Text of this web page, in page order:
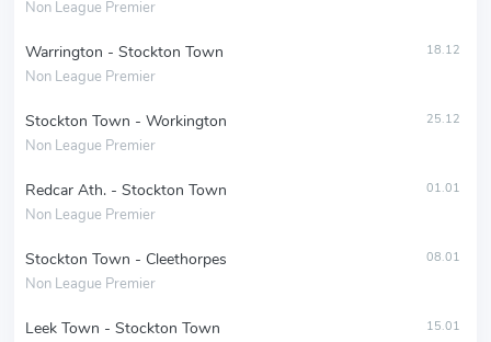
Non League Premier
Warrington - Stockton Town
Non League Premier
18.12
Stockton Town - Workington
Non League Premier
25.12
Redcar Ath. - Stockton Town
Non League Premier
01.01
Stockton Town - Cleethorpes
Non League Premier
08.01
Leek Town - Stockton Town 15.01